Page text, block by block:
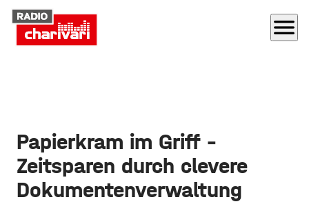
menu
Papierkram im Griff -
Zeitsparen durch clevere
Dokumentenverwaltung